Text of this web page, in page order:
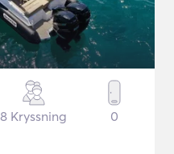
8 Kryssning 0